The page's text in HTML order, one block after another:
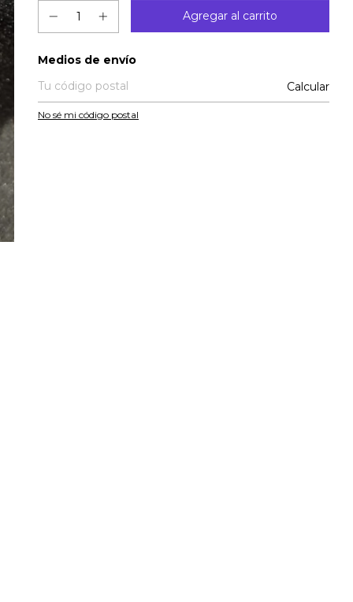
Entregas para el CP:
Medios de envío
Calcular
No sé mi código postal